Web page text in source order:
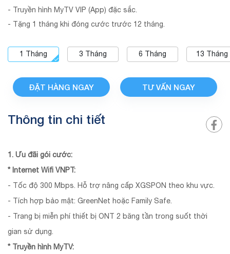
- Truyền hình MyTV VIP (App) đặc sắc.
- Tặng 1 tháng khi đóng cước trước 12 tháng.
1 Tháng 3 Tháng 6 Tháng 13 Tháng
ĐẶT HÀNG NGAY TƯ VẤN NGAY
Thông tin chi tiết
1. Ưu đãi gói cước:
* Internet Wifi VNPT:
- Tốc độ 300 Mbps. Hỗ trợ nâng cấp XGSPON theo khu vực.
- Tích hợp bảo mật: GreenNet hoặc Family Safe.
- Trang bị miễn phí thiết bị ONT 2 băng tần trong suốt thời
gian sử dụng.
* Truyền hình MyTV: